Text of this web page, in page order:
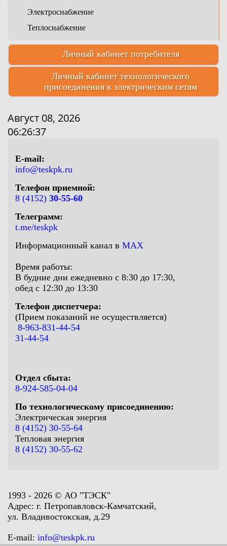
Электроснабжение
Теплоснабжение
Личный кабинет потребителя
Личный кабинет технологического
присоединения к электрическим сетям
Август 08, 2026
06:26:37
E-mail:
info@teskpk.ru
Телефон приемной:
8 (4152) 30-55-60
Телеграмм:
t.me/teskpk
Информационный канал в MAX
Время работы:
В будние дни ежедневно с 8:30 до 17:30,
обед с 12:30 до 13:30
Телефон диспетчера:
(Прием показаний не осуществляется)
8-963-831-44-54
31-44-54
Отдел сбыта:
8-924-585-04-04
По технологическому присоединению:
Электрическая энергия
8 (4152) 30-55-64
Тепловая энергия
8 (4152) 30-55-62
1993 - 2026 © АО "ТЭСК"
Адрес: г. Петропавловск-Камчатский,
ул. Владивостокская, д.29
E-mail: info@teskpk.ru